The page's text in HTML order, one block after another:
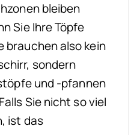
bleiben
Sie Ihre Töpfe
brauchen also kein
sondern
und -pfannen
Sie nicht so viel
ist das